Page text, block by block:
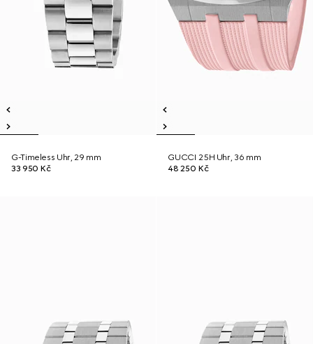
G-Timeless Uhr, 29 mm
33 950 Kč
GUCCI 25H Uhr, 36 mm
48 250 Kč